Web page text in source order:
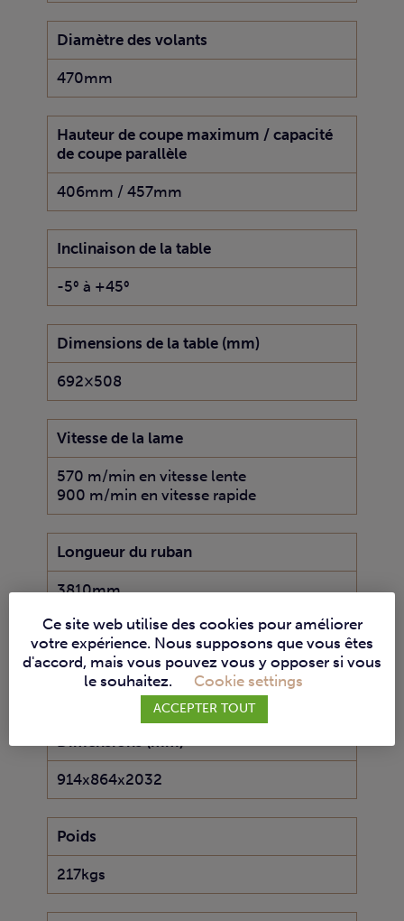
Diamètre des volants
470mm
Hauteur de coupe maximum / capacité
de coupe parallèle
406mm / 457mm
Inclinaison de la table
-5° à +45°
Dimensions de la table (mm)
692×508
Vitesse de la lame
570 m/min en vitesse lente
900 m/min en vitesse rapide
Longueur du ruban
3810mm
Largueur min/max du ruban
3mm / 32mm
Dimensions (mm)
914x864x2032
Poids
217kgs
Ce site web utilise des cookies pour améliorer
votre expérience. Nous supposons que vous êtes
d'accord, mais vous pouvez vous y opposer si vous
le souhaitez.
Cookie settings
ACCEPTER TOUT